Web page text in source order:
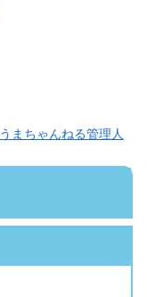
うまちゃんねる管理人